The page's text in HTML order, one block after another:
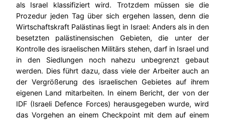
als Israel klassifiziert wird. Trotzdem müssen sie die
Prozedur jeden Tag über sich ergehen lassen, denn die
Wirtschaftskraft Palästinas liegt in Israel: Anders als in den
besetzten palästinensischen Gebieten, die unter der
Kontrolle des israelischen Militärs stehen, darf in Israel und
in den Siedlungen noch nahezu unbegrenzt gebaut
werden. Dies führt dazu, dass viele der Arbeiter auch an
der Vergrößerung des israelischen Gebietes auf ihrem
eigenen Land mitarbeiten. In einem Bericht, der von der
IDF (Israeli Defence Forces) herausgegeben wurde, wird
das Vorgehen an einem Checkpoint mit dem auf einem